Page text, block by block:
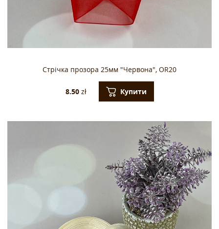
Стрічка прозора 25мм "Червона", OR20
8.50zł Купити